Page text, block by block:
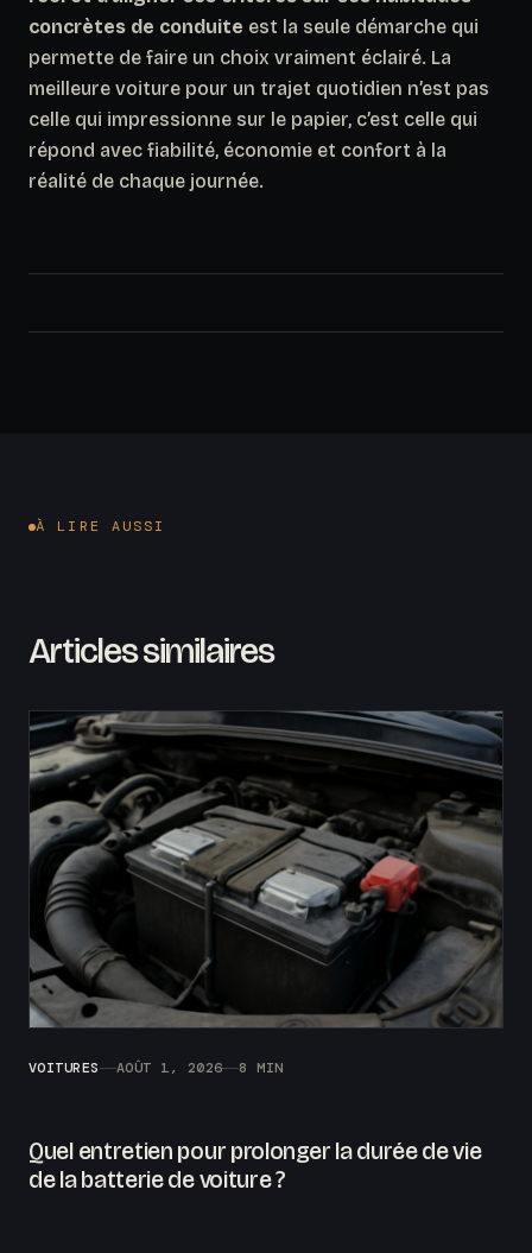
concrètes de conduite est la seule démarche qui
permette de faire un choix vraiment éclairé. La
meilleure voiture pour un trajet quotidien n’est pas
celle qui impressionne sur le papier, c’est celle qui
répond avec fiabilité, économie et confort à la
réalité de chaque journée.
À LIRE AUSSI
Articles similaires
VOITURES AOÛT 1, 2026 8 MIN
Quel entretien pour prolonger la durée de vie
de la batterie de voiture ?